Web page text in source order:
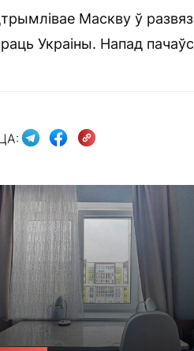
Маскву ў
Украіны. Напад